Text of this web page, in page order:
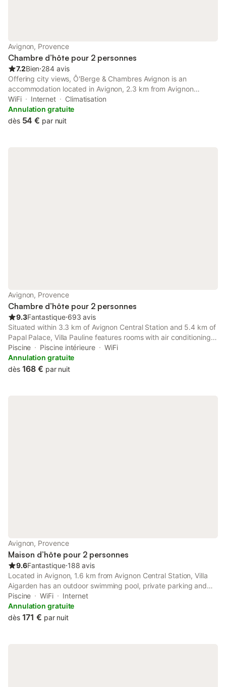
également des visites culturelles, des soirées cinéma et des
tournées des bars.
Avignon, Provence
Chambre d’hôte pour 2 personnes
7.2Bien⋅284 avis
Offering city views, Ô'Berge & Chambres Avignon is an
accommodation located in Avignon, 2.3 km from Avignon
Central Station and 3.6 km from Papal Palace. This bed and
breakfast provides free private parking, a shared kitchen and
free WiFi.
WiFi Internet
Climatisation
Annulation gratuite
dès 54 € par nuit
Avignon, Provence
Chambre d’hôte pour 2 personnes
9.3Fantastique⋅693 avis
Situated within 3.3 km of Avignon Central Station and 5.4 km of
Papal Palace, Villa Pauline features rooms with air conditioning
and a private bathroom in Avignon.
Piscine Piscine intérieure
WiFi
Annulation gratuite
dès 168 € par nuit
Avignon, Provence
Maison d’hôte pour 2 personnes
9.6Fantastique⋅188 avis
Located in Avignon, 1.6 km from Avignon Central Station, Villa
Aigarden has an outdoor swimming pool, private parking and
rooms with free WiFi access. The property has garden and quiet
street views, and is 1.8 km from Papal Palace.
Piscine WiFi
Internet
Annulation gratuite
dès 171 € par nuit